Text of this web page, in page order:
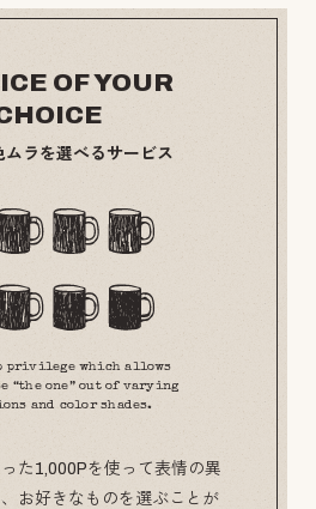
OF YOUR
ムラを選べるサービス
privilege which allows
“the one” out of varying
and color shades.
た1,000Pを使って表情の異
お好きなものを選ぶことが